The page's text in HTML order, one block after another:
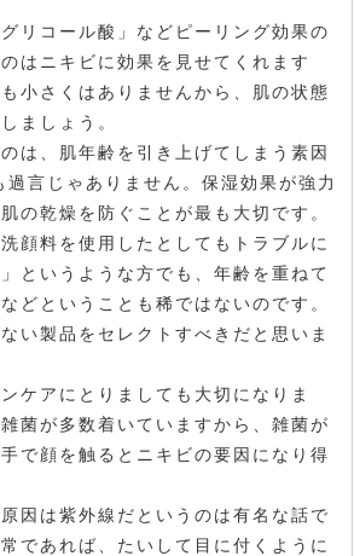
リコール酸」などピーリング効果の
はニキビに効果を見せてくれます
小さくはありませんから、肌の状態
ましょう。
は、肌年齢を引き上げてしまう素因
言じゃありません。保湿効果が強力
の乾燥を防ぐことが最も大切です。
顔料を使用したとしてもトラブルに
というような方でも、年齢を重ねて
どということも稀ではないのです。
い製品をセレクトすべきだと思いま
ケアにとりましても大切になりま
菌が多数着いていますから、雑菌が
で顔を触るとニキビの要因になり得
因は紫外線だというのは有名な話で
であれば、たいして目に付くように